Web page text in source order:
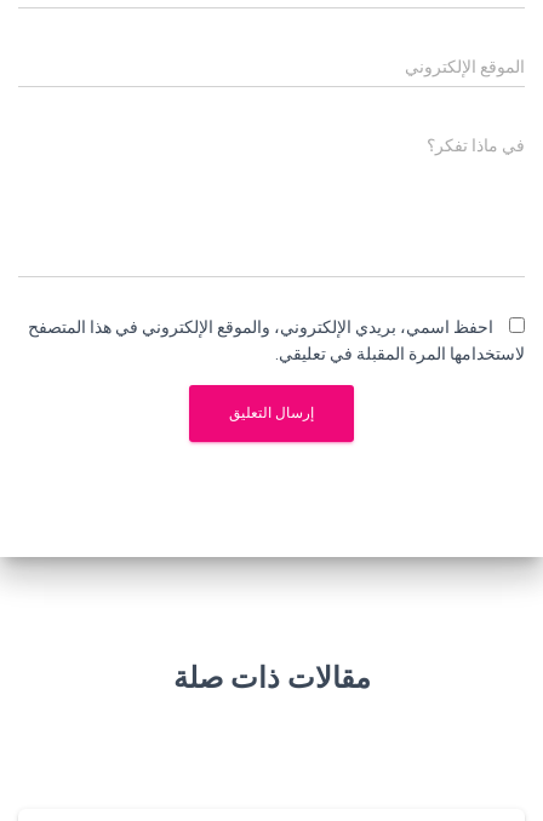
الموقع الإلكتروني
في ماذا تفكر؟
احفظ اسمي، بريدي الإلكتروني، والموقع الإلكتروني في هذا المتصفح
لاستخدامها المرة المقبلة في تعليقي.
مقالات ذات صلة